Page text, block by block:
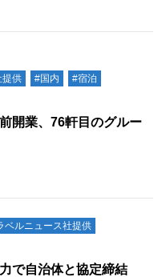
提供
#国内 #宿泊
開業、76軒目のグルー
ルニュース社提供
で自治体と協定締結